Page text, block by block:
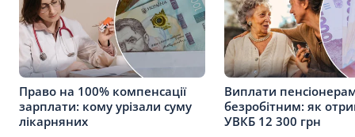
Право на 100% компенсації
зарплати: кому урізали суму
лікарняних
Виплати
безробітним: як
УВКБ 12 300 грн